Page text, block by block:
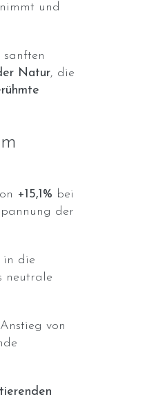
und
sanften
Natur, die
+15,1% bei
der
in die
neutrale
von